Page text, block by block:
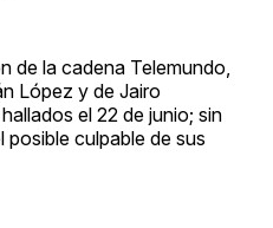
de la cadena Telemundo,
López y de Jairo
el 22 de junio; sin
culpable de sus